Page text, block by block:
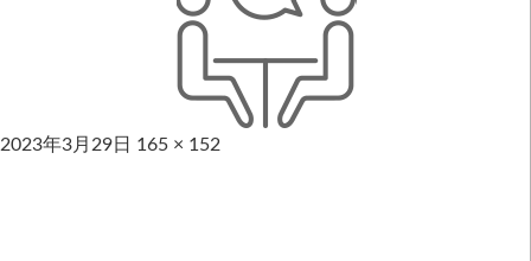
2023年3月29日 165 × 152